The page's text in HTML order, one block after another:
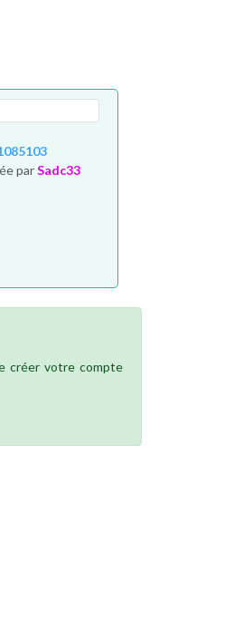
parSadc33
créer votre compte